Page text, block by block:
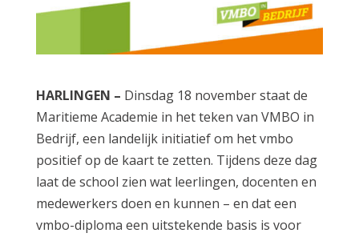
HARLINGEN – Dinsdag 18 november staat de
Maritieme Academie in het teken van VMBO in
Bedrijf, een landelijk initiatief om het vmbo
positief op de kaart te zetten. Tijdens deze dag
laat de school zien wat leerlingen, docenten en
medewerkers doen en kunnen – en dat een
vmbo-diploma een uitstekende basis is voor